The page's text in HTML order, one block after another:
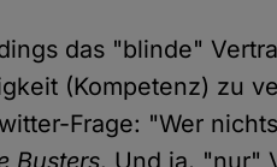
das "blinde"
(Kompetenz) zu
Frage: "Wer